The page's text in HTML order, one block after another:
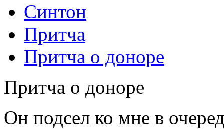
Синтон
Притча
Притча о доноре
Притча о доноре
Он подсел ко мне в